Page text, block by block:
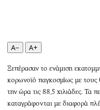
Παράξενα
Σινεμά
Θέατρο-Χορός
Μουσική
A− A+
Ξεπέρασαν το ενάμιση
κορωνοϊό παγκοσμίως με τους
την ώρα τις 88,5 χιλιάδες. Τα
καταγράφονται με διαφορά